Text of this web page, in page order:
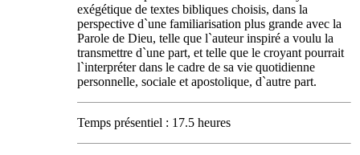
exégétique de textes bibliques choisis, dans la
perspective d`une familiarisation plus grande avec la
Parole de Dieu, telle que l`auteur inspiré a voulu la
transmettre d`une part, et telle que le croyant pourrait
l`interpréter dans le cadre de sa vie quotidienne
personnelle, sociale et apostolique, d`autre part.
Temps présentiel : 17.5 heures